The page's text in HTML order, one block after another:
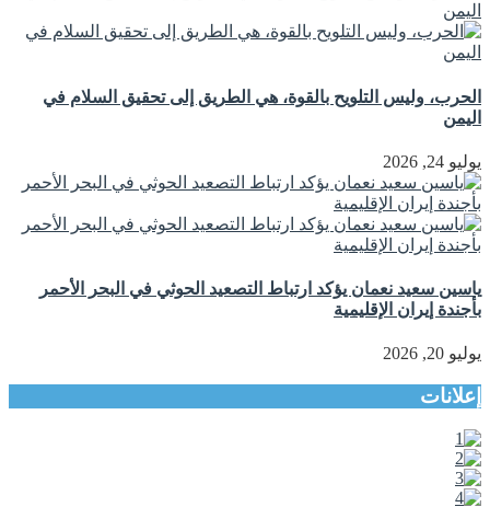
الحرب، وليس التلويح بالقوة، هي الطريق إلى تحقيق السلام في
اليمن
يوليو 24, 2026
ياسين سعيد نعمان يؤكد ارتباط التصعيد الحوثي في البحر الأحمر
بأجندة إيران الإقليمية
يوليو 20, 2026
إعلانات